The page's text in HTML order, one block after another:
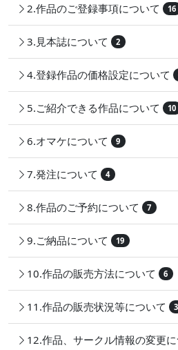
2.作品のご登録事項について 16
3.見本誌について 2
4.登録作品の価格設定について
5.ご紹介できる作品について 10
6.オマケについて 9
7.発注について 4
8.作品のご予約について 7
9.ご納品について 19
10.作品の販売方法について 6
11.作品の販売状況等について 3
12.作品、サークル情報の変更